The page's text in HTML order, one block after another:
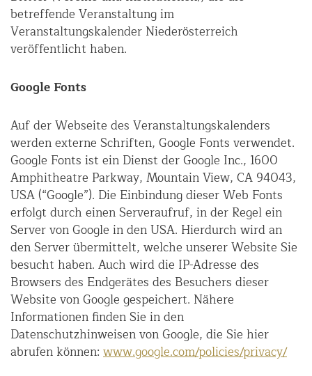
betreffende Veranstaltung im
Veranstaltungskalender Niederösterreich
veröffentlicht haben.
Google Fonts
Auf der Webseite des Veranstaltungskalenders
werden externe Schriften, Google Fonts verwendet.
Google Fonts ist ein Dienst der Google Inc., 1600
Amphitheatre Parkway, Mountain View, CA 94043,
USA (“Google”). Die Einbindung dieser Web Fonts
erfolgt durch einen Serveraufruf, in der Regel ein
Server von Google in den USA. Hierdurch wird an
den Server übermittelt, welche unserer Website Sie
besucht haben. Auch wird die IP-Adresse des
Browsers des Endgerätes des Besuchers dieser
Website von Google gespeichert. Nähere
Informationen finden Sie in den
Datenschutzhinweisen von Google, die Sie hier
abrufen können: www.google.com/policies/privacy/